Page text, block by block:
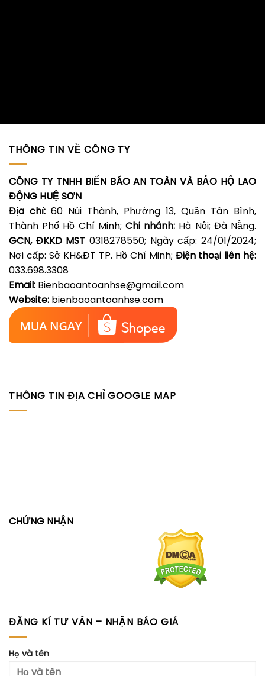
THÔNG TIN VỀ CÔNG TY
CÔNG TY TNHH BIỂN BÁO AN TOÀN VÀ BẢO HỘ LAO
ĐỘNG HUỆ SƠN
Địa chỉ: 60 Núi Thành, Phường 13, Quận Tân Bình,
Thành Phố Hồ Chí Minh; Chi nhánh: Hà Nội; Đà Nẵng.
GCN, ĐKKD MST 0318278550; Ngày cấp: 24/01/2024;
Nơi cấp: Sở KH&ĐT TP. Hồ Chí Minh; Điện thoại liên hệ:
033.698.3308
Email: Bienbaoantoanhse@gmail.com
Website: bienbaoantoanhse.com
THÔNG TIN ĐỊA CHỈ GOOGLE MAP
CHỨNG NHẬN
ĐĂNG KÍ TƯ VẤN – NHẬN BÁO GIÁ
Họ và tên